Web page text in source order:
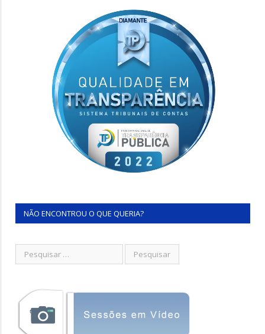
NÃO ENCONTROU O QUE QUERIA?